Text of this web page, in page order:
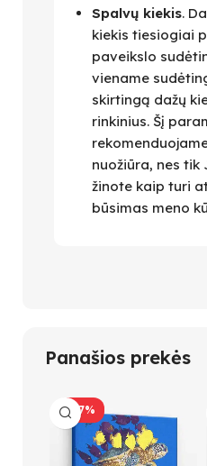
Spalvų kiekis.
kiekis tiesiogiai
paveikslo
viename
skirtingą dažų
rinkinius. Šį
nuožiūra, nes tik
žinote kaip turi
būsimas meno
Panašios prekės
-47%